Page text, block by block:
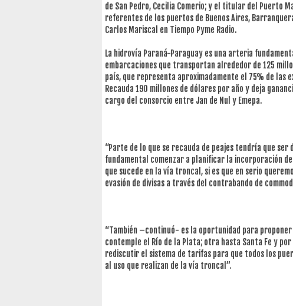
de San Pedro, Cecilia Comerio; y el titular del Puerto
referentes de los puertos de Buenos Aires,
Carlos Mariscal en Tiempo Pyme Radio.
La hidrovía Paraná-Paraguay es una arteria
embarcaciones que transportan alrededor de 125
país, que representa aproximadamente el 75% de las
Recauda 190 millones de dólares por año y deja
cargo del consorcio entre Jan de Nul y Emepa.
“Parte de lo que se recauda de peajes tendría que
fundamental comenzar a planificar la incorporación
que sucede en la vía troncal, si es que en serio
evasión de divisas a través del contrabando de
“También –continuó- es la oportunidad para
contemple el Río de la Plata; otra hasta Santa Fe y
rediscutir el sistema de tarifas para que todos los
al uso que realizan de la vía troncal”.